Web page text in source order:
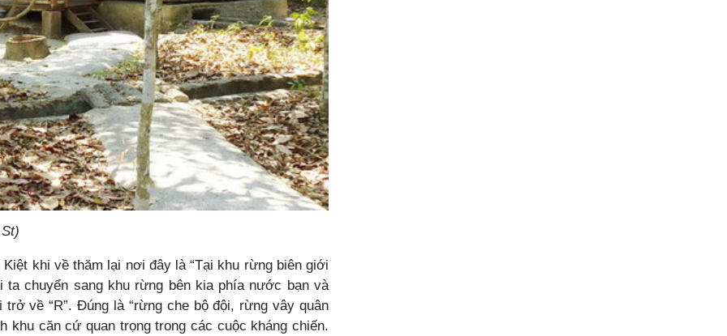
khi về thăm lại nơi đây là “Tại khu rừng biên giới
ta chuyển sang khu rừng bên kia phía nước bạn và
về “R”. Đúng là “rừng che bộ đội, rừng vây quân
khu căn cứ quan trọng trong các cuộc kháng chiến.